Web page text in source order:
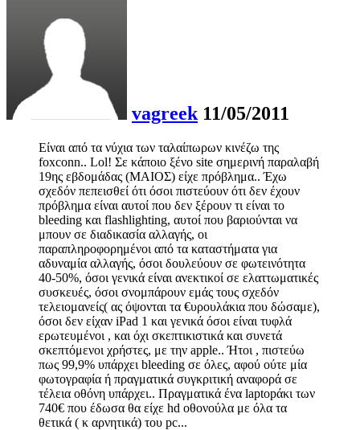
vagreek 11/05/2011
Είναι από τα νύχια των ταλαίπωρων κινέζω της
foxconn.. Lol! Σε κάποιο ξένο site σημερινή παραλαβή
19ης εβδομάδας (ΜΑΙΟΣ) είχε πρόβλημα.. Έχω
σχεδόν πεπεισθεί ότι όσοι πιστεύουν ότι δεν έχουν
πρόβλημα είναι αυτοί που δεν ξέρουν τι είναι το
bleeding και flashlighting, αυτοί που βαριούνται να
μπουν σε διαδικασία αλλαγής, οι
παραπληροφορημένοι από τα καταστήματα για
αδυναμία αλλαγής, όσοι δουλεύουν σε φωτεινότητα
40-50%, όσοι γενικά είναι ανεκτικοί σε ελαττωματικές
συσκευές, όσοι σνομπάρουν εμάς τους σχεδόν
τελειομανείς( ας όψονται τα €υρουλάκια που δώσαμε),
όσοι δεν είχαν iPad 1 και γενικά όσοι είναι τυφλά
ερωτευμένοι , και όχι σκεπτικιστικά και συνετά
σκεπτόμενοι χρήστες, με την apple.. Ήτοι , πιστεύω
πως 99,9% υπάρχει bleeding σε όλες, αφού ούτε μία
φωτογραφία ή πραγματικά συγκριτική αναφορά σε
τέλεια οθόνη υπάρχει.. Πραγματικά ένα laptopάκι των
740€ που έδωσα θα είχε hd οθονούλα με όλα τα
θετικά ( κ αρνητικά) του pc...